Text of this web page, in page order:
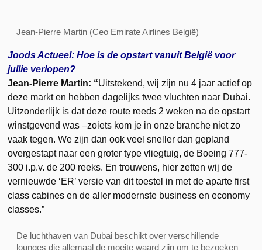
Jean-Pierre Martin (Ceo Emirate Airlines België)
Joods Actueel: Hoe is de opstart vanuit België voor
jullie verlopen?
Jean-Pierre Martin: “Uitstekend, wij zijn nu 4 jaar actief op
deze markt en hebben dagelijks twee vluchten naar Dubai.
Uitzonderlijk is dat deze route reeds 2 weken na de opstart
winstgevend was –zoiets kom je in onze branche niet zo
vaak tegen. We zijn dan ook veel sneller dan gepland
overgestapt naar een groter type vliegtuig, de Boeing 777-
300 i.p.v. de 200 reeks. En trouwens, hier zetten wij de
vernieuwde ‘ER’ versie van dit toestel in met de aparte first
class cabines en de aller modernste business en economy
classes.”
De luchthaven van Dubai beschikt over verschillende
lounges die allemaal de moeite waard zijn om te bezoeken